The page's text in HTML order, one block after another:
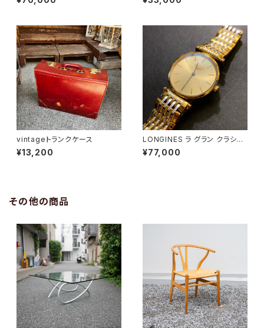
vintageトランクケース
¥13,200
LONGINES ラ グラン クラシッ
ク ドゥ ロンジン L4 209 2
¥77,000
その他の商品